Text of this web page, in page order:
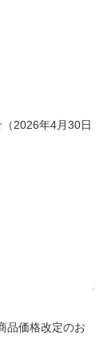
（2026年4月30日
品価格改定のお